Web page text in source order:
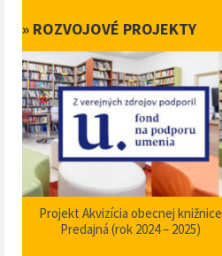
» ROZVOJOVÉ PROJEKTY
Projekt Akvizícia obecnej knižnice
Predajná (rok 2024 – 2025)